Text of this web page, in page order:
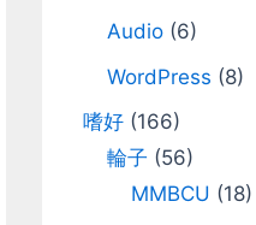
Audio (6)
WordPress (8)
嗜好 (166)
輪子 (56)
MMBCU (18)